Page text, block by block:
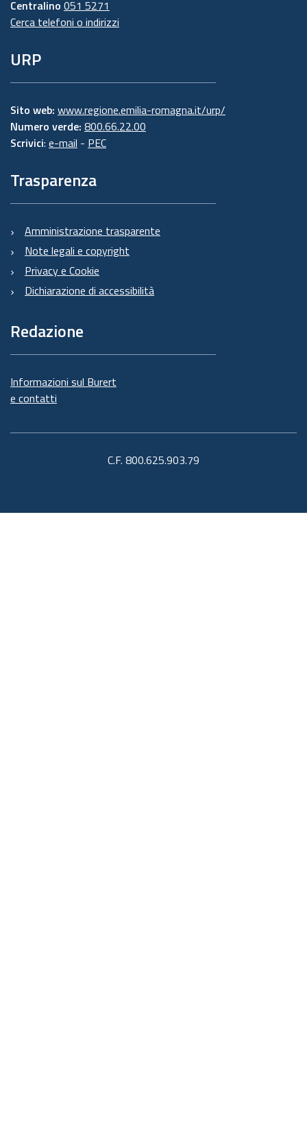
Centralino 051 5271
Cerca telefoni o indirizzi
URP
Sito web: www.regione.emilia-romagna.it/urp/
Numero verde: 800.66.22.00
Scrivici: e-mail - PEC
Trasparenza
Amministrazione trasparente
Note legali e copyright
Privacy e Cookie
Dichiarazione di accessibilità
Redazione
Informazioni sul Burert
e contatti
C.F. 800.625.903.79